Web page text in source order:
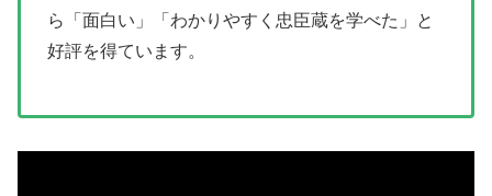
ら「面白い」「わかりやすく忠臣蔵を学べた」と
好評を得ています。